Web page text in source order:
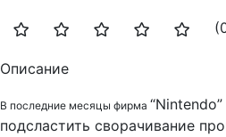
Описание
В последние месяцы фирма
подсластить сворачивание